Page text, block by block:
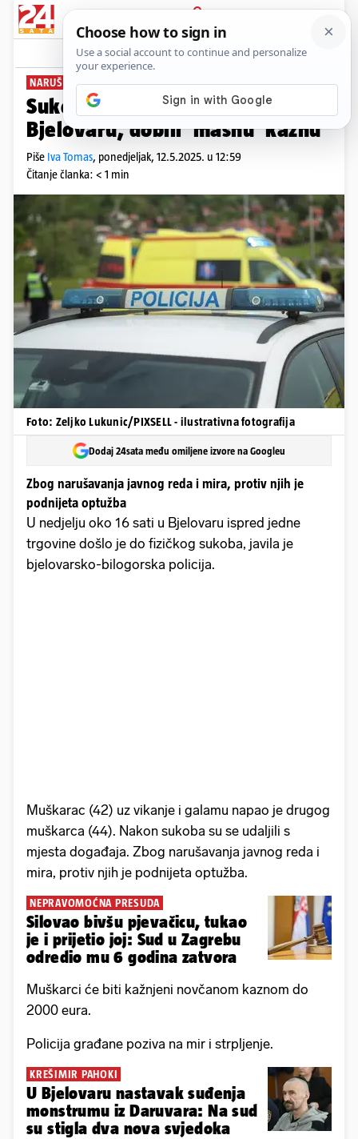
PRIJAVA
News Komentari
NARUŠILI JAVNI RED I MIR
Sukobili se ispred trgovine u
Bjelovaru, dobili 'masnu' kaznu
Piše Iva Tomas, ponedjeljak, 12.5.2025. u 12:59
Čitanje članka: < 1 min
Foto: Zeljko Lukunic/PIXSELL - ilustrativna fotografija
Dodaj 24sata među omiljene izvore na Googleu
Zbog narušavanja javnog reda i mira, protiv njih je
podnijeta optužba
U nedjelju oko 16 sati u Bjelovaru ispred jedne
trgovine došlo je do fizičkog sukoba, javila je
bjelovarsko-bilogorska policija.
Muškarac (42) uz vikanje i galamu napao je drugog
muškarca (44). Nakon sukoba su se udaljili s
mjesta događaja. Zbog narušavanja javnog reda i
mira, protiv njih je podnijeta optužba.
NEPRAVOMOĆNA PRESUDA
Silovao bivšu pjevačicu, tukao
je i prijetio joj: Sud u Zagrebu
odredio mu 6 godina zatvora
Muškarci će biti kažnjeni novčanom kaznom do
2000 eura.
Policija građane poziva na mir i strpljenje.
KREŠIMIR PAHOKI
U Bjelovaru nastavak suđenja
monstrumu iz Daruvara: Na sud
su stigla dva nova svjedoka